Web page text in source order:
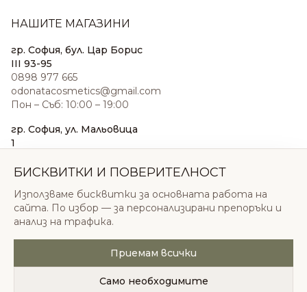
НАШИТЕ МАГАЗИНИ
гр. София, бул. Цар Борис
III 93-95
0898 977 665
odonatacosmetics@gmail.com
Пон – Съб: 10:00 – 19:00
гр. София, ул. Мальовица
1
sales@odonatacosmetics.com
Нед: 11:00 – 18:00
© 2026 Одоната Козметикс ООД. Всички права
запазени.
Политика за поверителностОбщи условия
БИСКВИТКИ И ПОВЕРИТЕЛНОСТ
Използваме бисквитки за основната работа на
сайта. По избор — за персонализирани препоръки и
анализ на трафика.
Приемам всички
Само необходимите